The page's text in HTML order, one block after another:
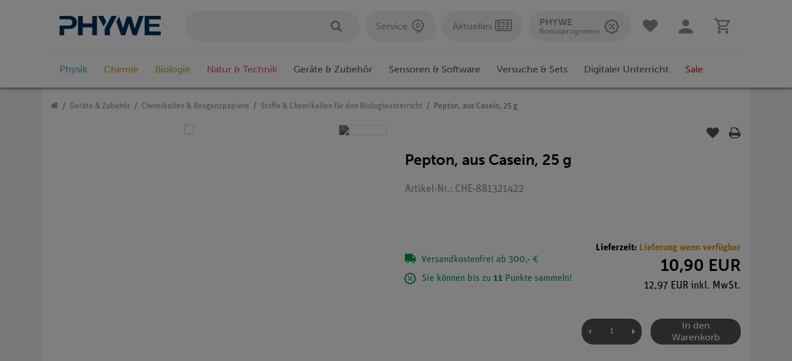
Service Aktuelles PHYWE
Bonusprogramm
Physik Chemie Biologie Natur & Technik Geräte & Zubehör Sensoren & Software Versuche & Sets Digitaler Unterricht Sale
Geräte & Zubehör Chemikalien & Reagenzpapiere Stoffe & Chemikalien für den Biologieunterricht Pepton, aus Casein, 25 g
Pepton, aus Casein, 25 g
Artikel-Nr.: CHE-881321422
Versandkostenfrei ab 300,- €
Sie können bis zu 11 Punkte sammeln!
Lieferzeit: Lieferung wenn verfügbar
10,90 EUR
12,97 EUR inkl. MwSt.
In den
Warenkorb